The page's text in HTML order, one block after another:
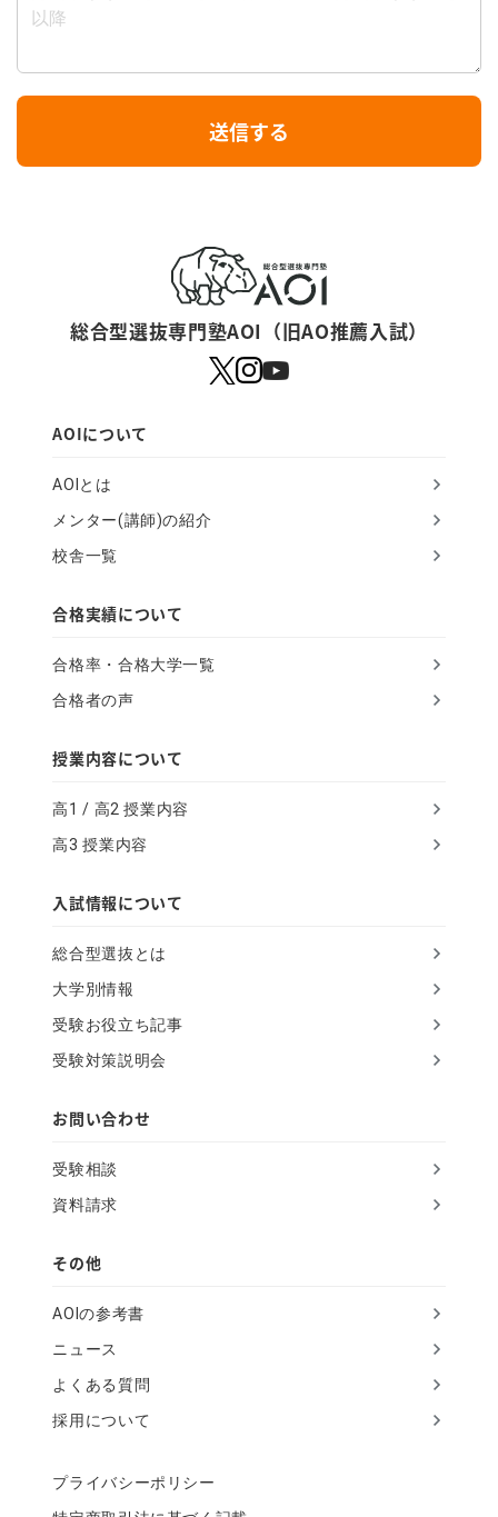
I
送信する
総合型選抜専門塾AOI（旧AO推薦入試）
AOIについて
AOIとは
メンター(講師)の紹介
校舎一覧
合格実績について
合格率・合格大学一覧
合格者の声
授業内容について
高1 / 高2 授業内容
高3 授業内容
入試情報について
総合型選抜とは
大学別情報
受験お役立ち記事
受験対策説明会
お問い合わせ
受験相談
資料請求
その他
AOIの参考書
ニュース
よくある質問
採用について
プライバシーポリシー